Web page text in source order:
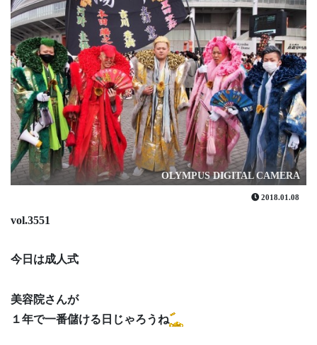
OLYMPUS DIGITAL CAMERA
2018.01.08
vol.3551
今日は成人式
美容院さんが
１年で一番儲ける日じゃろうね